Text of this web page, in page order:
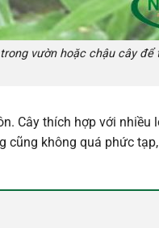
vườn hoặc chậu cây để
Cây thích hợp với nhiều
cũng không quá phức